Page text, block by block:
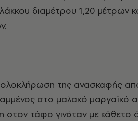
διαμέτρου 1,20 μέτρων
της ανασκαφής
στο μαλακό μαργαϊκό
τάφο γινόταν με κάθετο